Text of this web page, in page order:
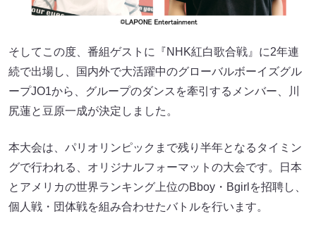
そしてこの度、番組ゲストに『NHK紅白歌合戦』に2年連
続で出場し、国内外で大活躍中のグローバルボーイズグル
ープJO1から、グループのダンスを牽引するメンバー、川
尻蓮と豆原一成が決定しました。
本大会は、パリオリンピックまで残り半年となるタイミン
グで行われる、オリジナルフォーマットの大会です。日本
とアメリカの世界ランキング上位のBboy・Bgirlを招聘し、
個人戦・団体戦を組み合わせたバトルを行います。